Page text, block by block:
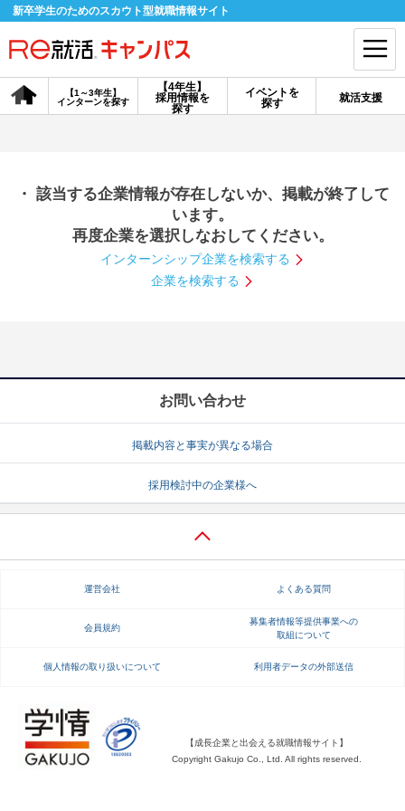
新卒学生のためのスカウト型就職情報サイト
【4年生】
採用情報を
探す
【1～3年生】
インターンを探す
イベントを
探す
就活支援
会員登録 ログイン
探す
【4年生】
説明会を探す
インターンを探す
就活ノウハウ・サポート
就活支援
就活ノウハウが満載！ お役立ち記事・相談室など
適職診断 就活チャンネル
・ 該当する企業情報が存在しないか、掲載が終了して
います。
再度企業を選択しなおしてください。
インターンシップ企業を検索する
企業を検索する
お問い合わせ
掲載内容と事実が異なる場合
採用検討中の企業様へ
運営会社 よくある質問
会員規約
募集者情報等提供事業への
取組について
個人情報の取り扱いについて 利用者データの外部送信
【成長企業と出会える就職情報サイト】
Copyright Gakujo Co., Ltd. All rights reserved.